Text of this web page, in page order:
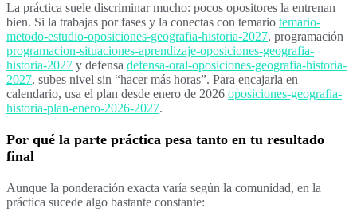
La práctica suele discriminar mucho: pocos opositores la entrenan
bien. Si la trabajas por fases y la conectas con temario temario-
metodo-estudio-oposiciones-geografia-historia-2027, programación
programacion-situaciones-aprendizaje-oposiciones-geografia-
historia-2027 y defensa defensa-oral-oposiciones-geografia-historia-
2027, subes nivel sin “hacer más horas”. Para encajarla en
calendario, usa el plan desde enero de 2026 oposiciones-geografia-
historia-plan-enero-2026-2027.
Por qué la parte práctica pesa tanto en tu resultado
final
Aunque la ponderación exacta varía según la comunidad, en la
práctica sucede algo bastante constante: